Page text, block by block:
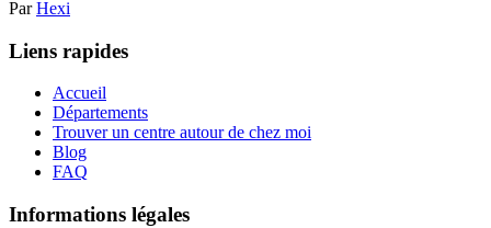
Par Hexi
Liens rapides
Accueil
Départements
Trouver un centre autour de chez moi
Blog
FAQ
Informations légales